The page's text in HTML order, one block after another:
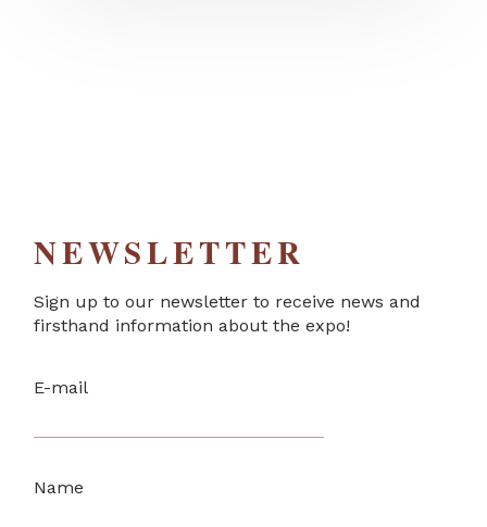
NEWSLETTER
Sign up to our newsletter to receive news and
firsthand information about the expo!
E-mail
Name